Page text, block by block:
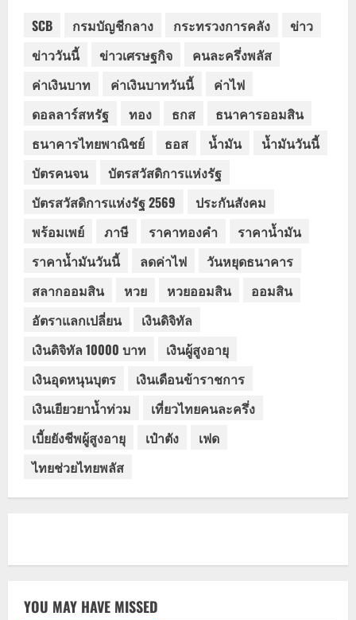
SCB กรมบัญชีกลาง กระทรวงการคลัง
ข่าว
ข่าววันนี้
ข่าวเศรษฐกิจ
คนละครึ่งพลัส
ค่าเงินบาท
ค่าเงินบาทวันนี้
ค่าไฟ
ดอลลาร์สหรัฐ
ทอง ธกส
ธนาคารออมสิน
ธนาคารไทยพาณิชย์
ธอส น้ำมัน
น้ำมันวันนี้
บัตรคนจน
บัตรสวัสดิการแห่งรัฐ
บัตรสวัสดิการแห่งรัฐ 2569
ประกันสังคม
พร้อมเพย์
ภาษี ราคาทองคำ
ราคาน้ำมัน
ราคาน้ำมันวันนี้
ลดค่าไฟ
วันหยุดธนาคาร
สลากออมสิน
หวย หวยออมสิน
ออมสิน
อัตราแลกเปลี่ยน
เงินดิจิทัล
เงินดิจิทัล 10000 บาท
เงินผู้สูงอายุ
เงินอุดหนุนบุตร
เงินเดือนข้าราชการ
เงินเยียวยาน้ำท่วม
เที่ยวไทยคนละครึ่ง
เบี้ยยังชีพผู้สูงอายุ
เป๋าตัง
เฟด
ไทยช่วยไทยพลัส
YOU MAY HAVE MISSED